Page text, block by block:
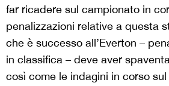
far ricadere sul campionato in
penalizzazioni relative a questa
che è successo all’Everton –
in classifica – deve aver
così come le indagini in corso